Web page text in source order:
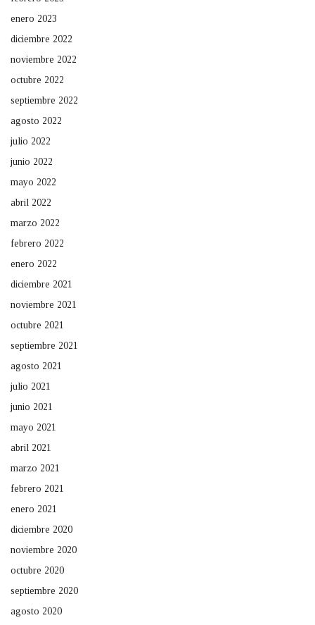
enero 2023
diciembre 2022
noviembre 2022
octubre 2022
septiembre 2022
agosto 2022
julio 2022
junio 2022
mayo 2022
abril 2022
marzo 2022
febrero 2022
enero 2022
diciembre 2021
noviembre 2021
octubre 2021
septiembre 2021
agosto 2021
julio 2021
junio 2021
mayo 2021
abril 2021
marzo 2021
febrero 2021
enero 2021
diciembre 2020
noviembre 2020
octubre 2020
septiembre 2020
agosto 2020